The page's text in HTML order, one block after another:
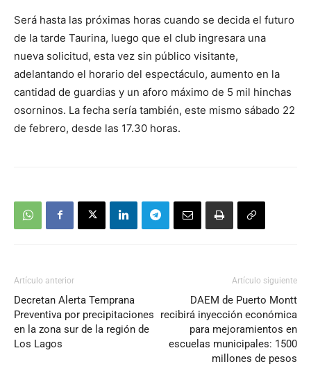
Será hasta las próximas horas cuando se decida el futuro
de la tarde Taurina, luego que el club ingresara una
nueva solicitud, esta vez sin público visitante,
adelantando el horario del espectáculo, aumento en la
cantidad de guardias y un aforo máximo de 5 mil hinchas
osorninos. La fecha sería también, este mismo sábado 22
de febrero, desde las 17.30 horas.
Artículo anterior
Decretan Alerta Temprana
Preventiva por precipitaciones
en la zona sur de la región de
Los Lagos
Artículo siguiente
DAEM de Puerto Montt
recibirá inyección económica
para mejoramientos en
escuelas municipales: 1500
millones de pesos